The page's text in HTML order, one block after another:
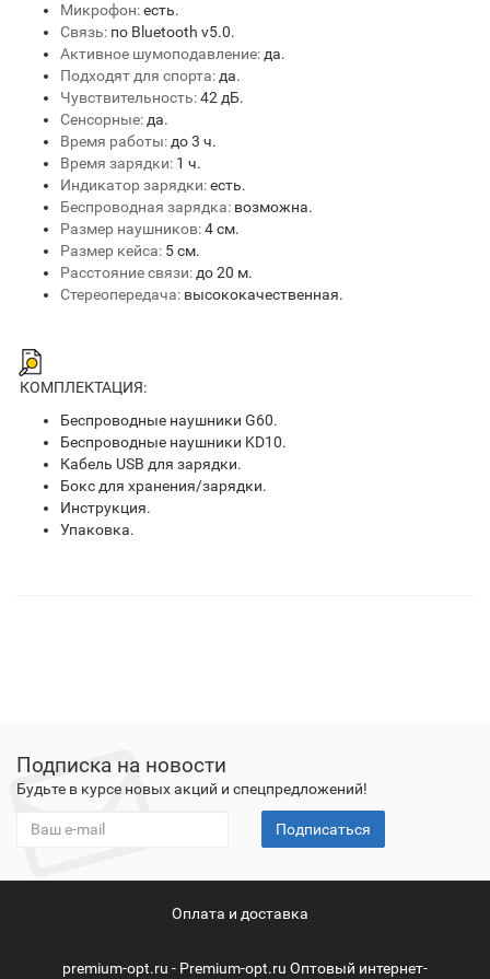
Микрофон:есть.
Связь: по Bluetooth v5.0.
Активное шумоподавление: да.
Подходят для спорта: да.
Чувствительность:42 дБ.
Сенсорные: да.
Время работы: до 3 ч.
Время зарядки: 1 ч.
Индикатор зарядки:есть.
Беспроводная зарядка: возможна.
Размер наушников:4 см.
Размер кейса: 5 см.
Расстояние связи: до 20 м.
Стереопередача: высококачественная.
КОМПЛЕКТАЦИЯ:
Беспроводные наушники G60.
Беспроводные наушники KD10.
Кабель USB для зарядки.
Бокс для хранения/зарядки.
Инструкция.
Упаковка.
Подписка на новости
Будьте в курсе новых акций и спецпредложений!
Подписаться
Оплата и доставка
premium-opt.ru - Premium-opt.ru Оптовый интернет-